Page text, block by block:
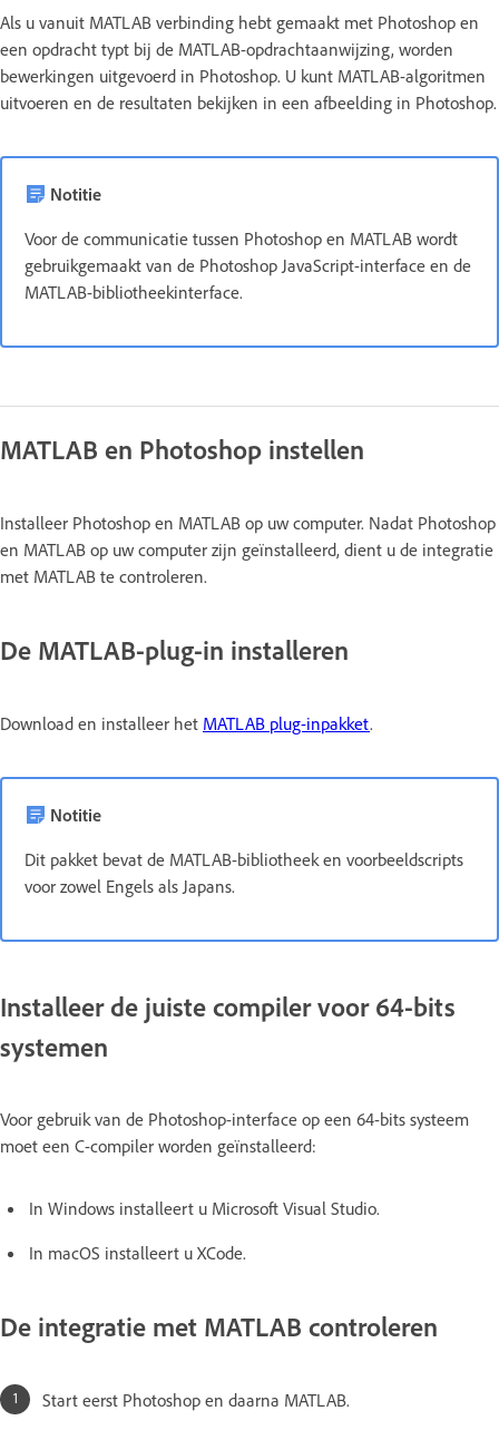
Als u vanuit MATLAB verbinding hebt gemaakt met Photoshop en
een opdracht typt bij de MATLAB-opdrachtaanwijzing, worden
bewerkingen uitgevoerd in Photoshop. U kunt MATLAB-algoritmen
uitvoeren en de resultaten bekijken in een afbeelding in Photoshop.
Notitie
Voor de communicatie tussen Photoshop en MATLAB wordt
gebruikgemaakt van de Photoshop JavaScript-interface en de
MATLAB-bibliotheekinterface.
MATLAB en Photoshop instellen
Installeer Photoshop en MATLAB op uw computer. Nadat Photoshop
en MATLAB op uw computer zijn geïnstalleerd, dient u de integratie
met MATLAB te controleren.
De MATLAB-plug-in installeren
Download en installeer het MATLAB plug-inpakket.
Notitie
Dit pakket bevat de MATLAB-bibliotheek en voorbeeldscripts
voor zowel Engels als Japans.
Installeer de juiste compiler voor 64-bits
systemen
Voor gebruik van de Photoshop-interface op een 64-bits systeem
moet een C-compiler worden geïnstalleerd:
In Windows installeert u Microsoft Visual Studio.
In macOS installeert u XCode.
De integratie met MATLAB controleren
Start eerst Photoshop en daarna MATLAB.